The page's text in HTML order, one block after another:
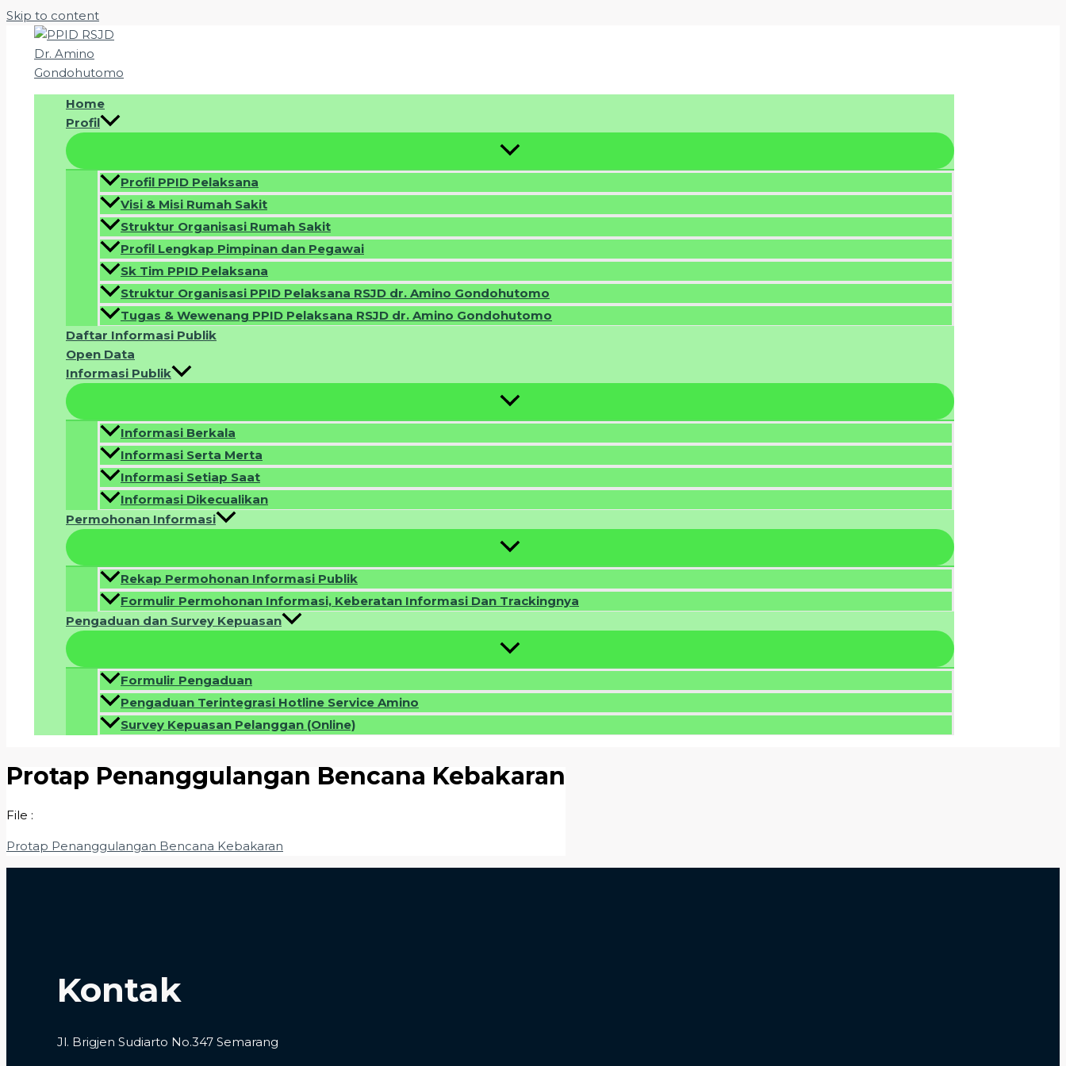
Skip to content
Home
Profil
Profil PPID Pelaksana
Visi & Misi Rumah Sakit
Struktur Organisasi Rumah Sakit
Profil Lengkap Pimpinan dan Pegawai
Sk Tim PPID Pelaksana
Struktur Organisasi PPID Pelaksana RSJD dr. Amino Gondohutomo
Tugas & Wewenang PPID Pelaksana RSJD dr. Amino Gondohutomo
Daftar Informasi Publik
Open Data
Informasi Publik
Informasi Berkala
Informasi Serta Merta
Informasi Setiap Saat
Informasi Dikecualikan
Permohonan Informasi
Rekap Permohonan Informasi Publik
Formulir Permohonan Informasi, Keberatan Informasi Dan Trackingnya
Pengaduan dan Survey Kepuasan
Formulir Pengaduan
Pengaduan Terintegrasi Hotline Service Amino
Survey Kepuasan Pelanggan (Online)
Protap Penanggulangan Bencana Kebakaran
File :
Protap Penanggulangan Bencana Kebakaran
Kontak
Jl. Brigjen Sudiarto No.347 Semarang